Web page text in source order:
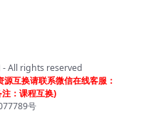
- All rights reserved
互换请联系微信在线客服：
：课程互换)
号